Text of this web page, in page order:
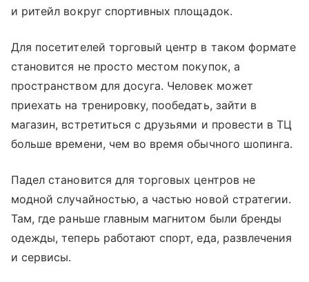
и ритейл вокруг спортивных площадок.
Для посетителей торговый центр в таком формате
становится не просто местом покупок, а
пространством для досуга. Человек может
приехать на тренировку, пообедать, зайти в
магазин, встретиться с друзьями и провести в ТЦ
больше времени, чем во время обычного шопинга.
Падел становится для торговых центров не
модной случайностью, а частью новой стратегии.
Там, где раньше главным магнитом были бренды
одежды, теперь работают спорт, еда, развлечения
и сервисы.